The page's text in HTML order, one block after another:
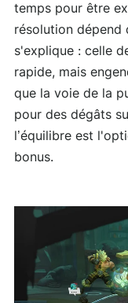
temps pour être
résolution dépend
s'explique : celle
rapide, mais
que la voie de la
pour des dégâts
l’équilibre est
bonus.